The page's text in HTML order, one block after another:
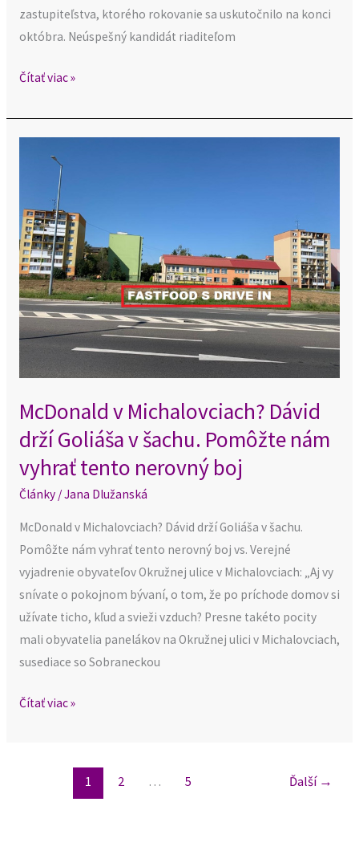
zastupiteľstva, ktorého rokovanie sa uskutočnilo na konci
októbra. Neúspešný kandidát riaditeľom
Čítať viac »
McDonald v Michalovciach? Dávid
drží Goliáša v šachu. Pomôžte nám
vyhrať tento nerovný boj
Články/Jana Dlužanská
McDonald v Michalovciach? Dávid drží Goliáša v šachu.
Pomôžte nám vyhrať tento nerovný boj vs. Verejné
vyjadrenie obyvateľov Okružnej ulice v Michalovciach: „Aj vy
snívate o pokojnom bývaní, o tom, že po príchode domov si
užívate ticho, kľud a svieži vzduch? Presne takéto pocity
mali obyvatelia panelákov na Okružnej ulici v Michalovciach,
susediace so Sobraneckou
Michalovciach?
Dávid
drží
Goliáša
v
šachu.
Pomôžte
vyhrať
nerovný
boj
Čítať viac »
1 2 … 5 Ďalší →